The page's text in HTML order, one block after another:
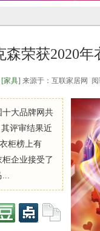
森荣获2020
[家具] 来源于：互联家居网
十大品牌网共
评审结果近
柜榜上有
企业接受了
...